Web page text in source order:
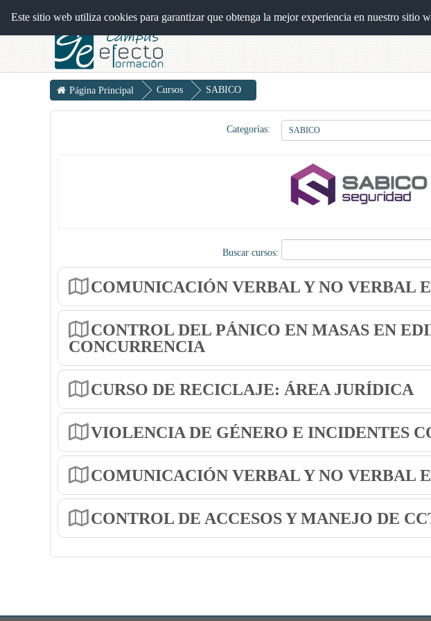
Este sitio web utiliza cookies para garantizar que obtenga la mejor experiencia en nuestro sitio
Campus EFECTO
Página Principal Cursos SABICO
Categorías:
Buscar cursos:
COMUNICACIÓN VERBAL Y NO VERBAL
CONTROL DEL PÁNICO EN MASAS EN
CONCURRENCIA
CURSO DE RECICLAJE: ÁREA JURÍDICA
VIOLENCIA DE GÉNERO E INCIDENTES
COMUNICACIÓN VERBAL Y NO VERBAL
CONTROL DE ACCESOS Y MANEJO DE